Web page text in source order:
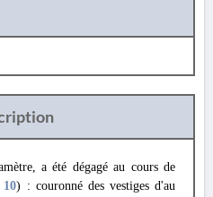
a été dégagé au cours de
) : couronné des vestiges d'au